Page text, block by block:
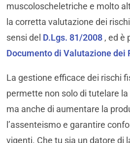
muscoloscheletriche e molto
la corretta valutazione dei
sensi del D.Lgs. 81/2008 , ed è
Documento di Valutazione dei
La gestione efficace dei rischi
permette non solo di tutelare
ma anche di aumentare la
l’assenteismo e garantire
vigenti. Che tu sia un datore di